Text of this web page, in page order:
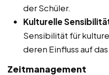
der Schüler.
Kulturelle
Sensibilität für
deren Einfluss auf
Zeitmanagement